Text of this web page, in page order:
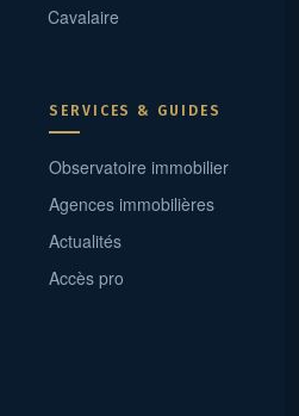
Cavalaire
SERVICES & GUIDES
Observatoire immobilier
Agences immobilières
Actualités
Accès pro